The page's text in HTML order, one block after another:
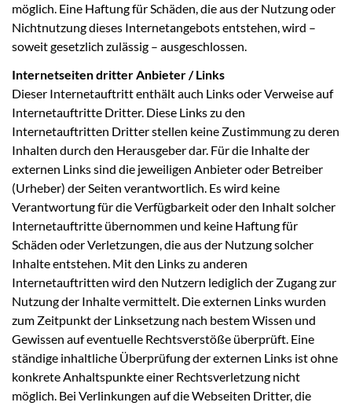
möglich. Eine Haftung für Schäden, die aus der Nutzung oder
Nichtnutzung dieses Internetangebots entstehen, wird –
soweit gesetzlich zulässig – ausgeschlossen.
Internetseiten dritter Anbieter / Links
Dieser Internetauftritt enthält auch Links oder Verweise auf
Internetauftritte Dritter. Diese Links zu den
Internetauftritten Dritter stellen keine Zustimmung zu deren
Inhalten durch den Herausgeber dar. Für die Inhalte der
externen Links sind die jeweiligen Anbieter oder Betreiber
(Urheber) der Seiten verantwortlich. Es wird keine
Verantwortung für die Verfügbarkeit oder den Inhalt solcher
Internetauftritte übernommen und keine Haftung für
Schäden oder Verletzungen, die aus der Nutzung solcher
Inhalte entstehen. Mit den Links zu anderen
Internetauftritten wird den Nutzern lediglich der Zugang zur
Nutzung der Inhalte vermittelt. Die externen Links wurden
zum Zeitpunkt der Linksetzung nach bestem Wissen und
Gewissen auf eventuelle Rechtsverstöße überprüft. Eine
ständige inhaltliche Überprüfung der externen Links ist ohne
konkrete Anhaltspunkte einer Rechtsverletzung nicht
möglich. Bei Verlinkungen auf die Webseiten Dritter, die